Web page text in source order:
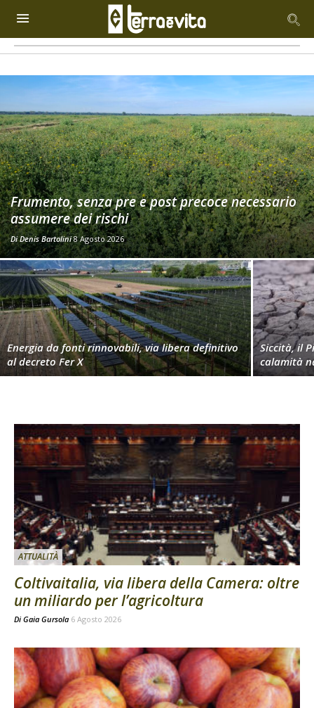
Frumento, senza pre e post precoce necessario
assumere dei rischi
DiDenis Bartolini 8 Agosto 2026
Energia da fonti rinnovabili, via libera definitivo
al decreto Fer X
Siccità, il
calamità
ATTUALITÀ
Coltivaitalia, via libera della Camera: oltre
un miliardo per l’agricoltura
Di Gaia Gursola 6 Agosto 2026